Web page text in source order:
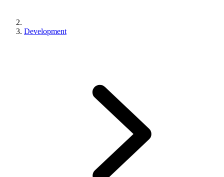
Development